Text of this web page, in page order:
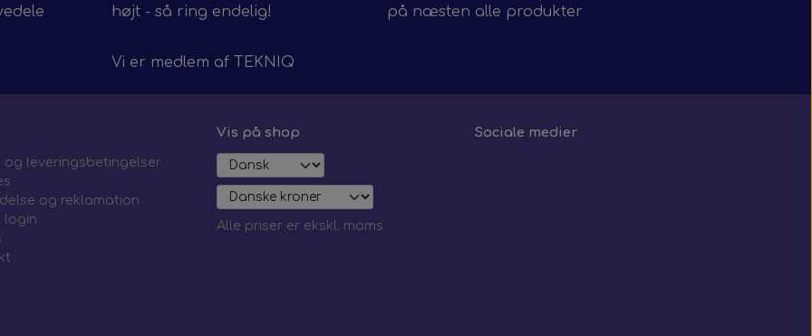
højt - så ring endelig!
på næsten alle produkter
Vi er medlem af TEKNIQ
og leveringsbetingelser
og reklamation
login
Vis på shop
Alle priser er ekskl. moms
Sociale medier